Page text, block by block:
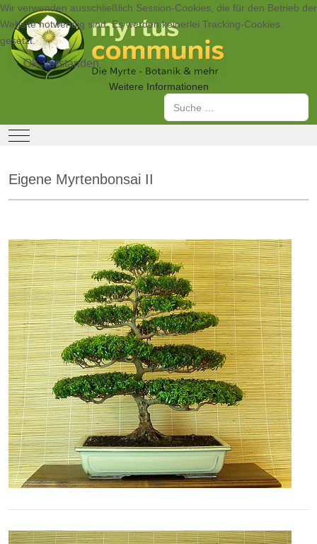
Suchen
Mobile Menu Toggle
Eigene Myrtenbonsai II
Wir verwenden ausschließlich Session-Cookies, die für den Betrieb der
Website notwendig sind. Es werden keinerlei Tracking-Cookies
gesetzt.
Ok, verstanden
Weitere Informationen